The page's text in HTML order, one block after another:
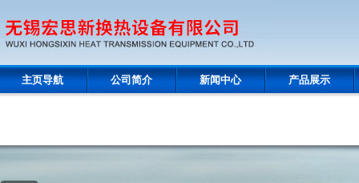
主页导航 公司简介 新闻中心 产品展示